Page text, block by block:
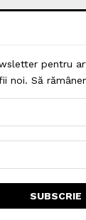
pentru
noi. Să